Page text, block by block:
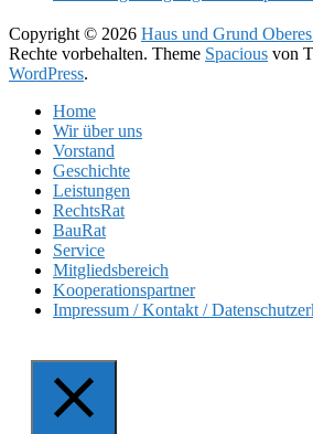
Copyright © 2026 Haus und Grund
Rechte vorbehalten. Theme Spacious von
WordPress.
Home
Wir über uns
Vorstand
Geschichte
Leistungen
RechtsRat
BauRat
Service
Mitgliedsbereich
Kooperationspartner
Impressum / Kontakt /